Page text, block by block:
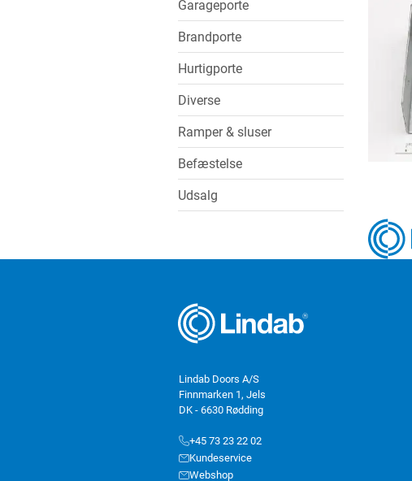
Garageporte
Brandporte
Hurtigporte
Diverse
Ramper & sluser
Befæstelse
Udsalg
Lindab Doors A/S
Finnmarken 1, Jels
DK - 6630 Rødding
+45 73 23 22 02
Kundeservice
Webshop